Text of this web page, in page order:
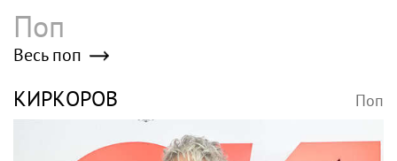
Поп
Весь поп
КИРКОРОВ Поп